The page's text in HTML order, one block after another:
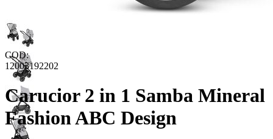
COD:
12003192202
Carucior 2 in 1 Samba Mineral
Fashion ABC Design